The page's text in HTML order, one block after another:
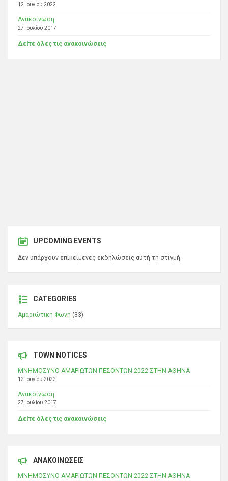
12 Ιουνίου 2022
Ανακοίνωση
27 Ιουλίου 2017
Δείτε όλες τις ανακοινώσεις
UPCOMING EVENTS
Δεν υπάρχουν επικείμενες εκδηλώσεις αυτή τη στιγμή.
CATEGORIES
Αμαριώτικη Φωνή (33)
TOWN NOTICES
ΜΝΗΜΟΣΥΝΟ ΑΜΑΡΙΩΤΩΝ ΠΕΣΟΝΤΩΝ 2022 ΣΤΗΝ ΑΘΗΝΑ
12 Ιουνίου 2022
Ανακοίνωση
27 Ιουλίου 2017
Δείτε όλες τις ανακοινώσεις
ΑΝΑΚΟΙΝΩΣΕΙΣ
ΜΝΗΜΟΣΥΝΟ ΑΜΑΡΙΩΤΩΝ ΠΕΣΟΝΤΩΝ 2022 ΣΤΗΝ ΑΘΗΝΑ